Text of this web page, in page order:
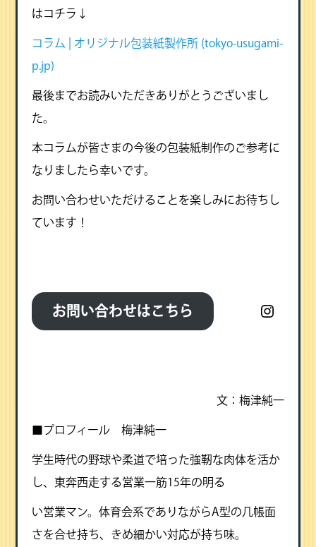
はコチラ↓
コラム | オリジナル包装紙製作所 (tokyo-usugami-
p.jp)
最後までお読みいただきありがとうございまし
た。
本コラムが皆さまの今後の包装紙制作のご参考に
なりましたら幸いです。
お問い合わせいただけることを楽しみにお待ちし
ています！
お問い合わせはこちら
文：梅津純一
■プロフィール 梅津純一
学生時代の野球や柔道で培った強靭な肉体を活か
し、東奔西走する営業一筋15年の明る
い営業マン。体育会系でありながらA型の几帳面
さを合せ持ち、きめ細かい対応が持ち味。